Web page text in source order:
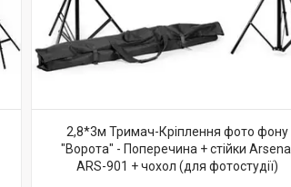
2,8*3м Тримач-Кріплення фото фону
"Ворота" - Поперечина + стійки Arsenal
ARS-901 + чохол (для фотостудії)